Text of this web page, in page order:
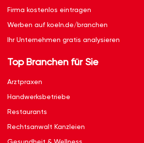
Firma kostenlos eintragen
Werben auf koeln.de/branchen
Ihr Unternehmen gratis analysieren
Top Branchen für Sie
Arztpraxen
Handwerksbetriebe
Restaurants
Rechtsanwalt Kanzleien